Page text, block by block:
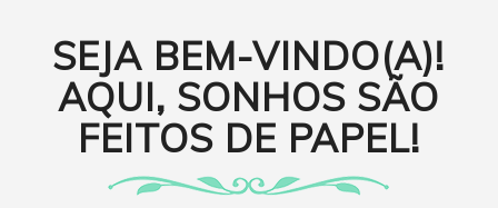
SEJA BEM-VINDO(A)!
AQUI, SONHOS SÃO
FEITOS DE PAPEL!